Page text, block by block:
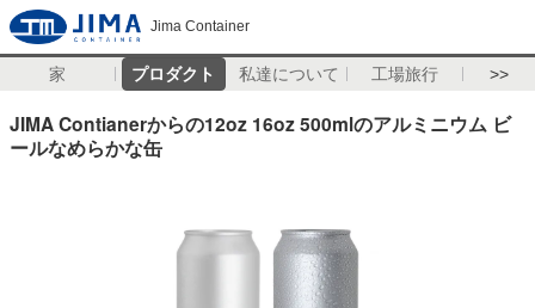
Jima Container
家 プロダクト 私達について 工場旅行 >>
JIMA Contianerからの12oz 16oz 500mlのアルミニウム ビ
ールなめらかな缶